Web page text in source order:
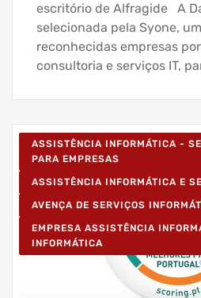
escritório de Alfragide A
selecionada pela Syone,
reconhecidas empresas
consultoria e serviços IT,
ASSISTÊNCIA INFORMÁTICA -
PARA EMPRESAS
ASSISTÊNCIA INFORMÁTICA E
AVENÇA DE SERVIÇOS
EMPRESA ASSISTÊNCIA
INFORMÁTICA